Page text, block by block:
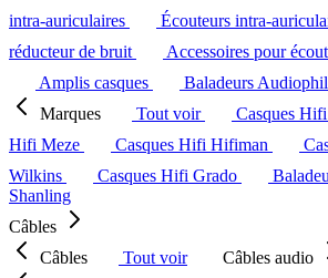
intra-auriculaires
Écouteurs intra-
réducteur de bruit
Accessoires pour
Amplis casques
Baladeurs
Marques
Tout voir Casques
Hifi Meze
Casques Hifi Hifiman
Wilkins
Casques Hifi Grado
Shanling
Câbles
Câbles
Tout voir
Câbles audio